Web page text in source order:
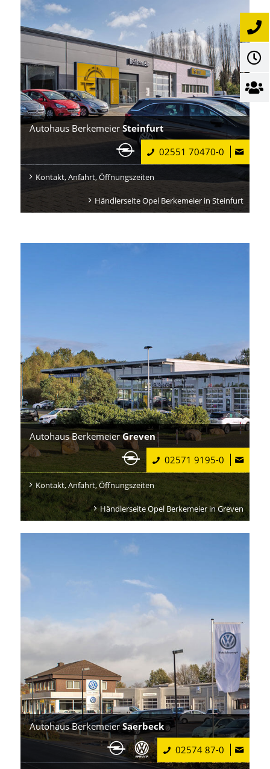
Autohaus Berkemeier Steinfurt
02551 70470-0
Kontakt, Anfahrt, Öffnungszeiten
Händlerseite Opel Berkemeier in Steinfurt
Autohaus BerkemeierGreven
02571 9195-0
Kontakt, Anfahrt, Öffnungszeiten
Händlerseite Opel Berkemeier in Greven
Autohaus BerkemeierSaerbeck
02574 87-0